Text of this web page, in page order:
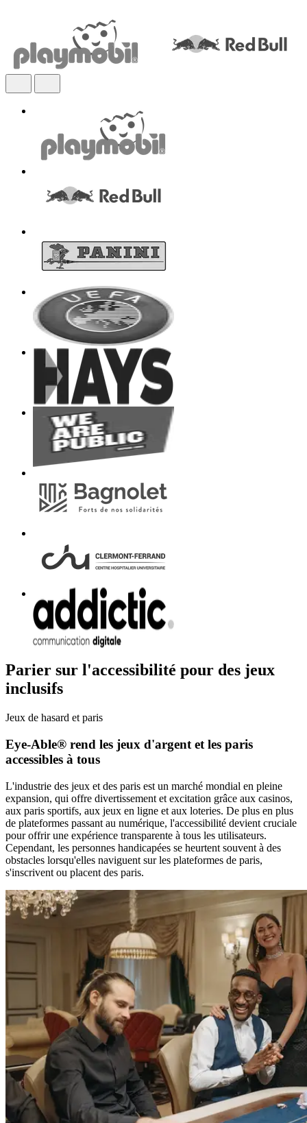
Parier sur l'accessibilité pour des jeux
inclusifs
Jeux de hasard et paris
Eye-Able® rend les jeux d'argent et les paris
accessibles à tous
L'industrie des jeux et des paris est un marché mondial en pleine
expansion, qui offre divertissement et excitation grâce aux casinos,
aux paris sportifs, aux jeux en ligne et aux loteries. De plus en plus
de plateformes passant au numérique, l'accessibilité devient cruciale
pour offrir une expérience transparente à tous les utilisateurs.
Cependant, les personnes handicapées se heurtent souvent à des
obstacles lorsqu'elles naviguent sur les plateformes de paris,
s'inscrivent ou placent des paris.